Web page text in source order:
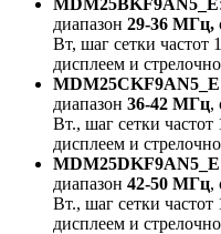
диапазон 29-36 МГц,
Вт, шаг сетки частот
дисплеем и
MDM25CKF9AN5_E
диапазон 36-42 МГц,
Вт., шаг сетки
дисплеем и
MDM25DKF9AN5_E
диапазон 42-50 МГц,
Вт., шаг сетки
дисплеем и